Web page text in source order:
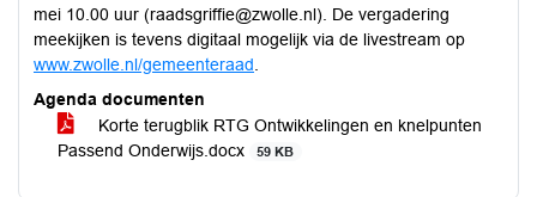
mei 10.00 uur (raadsgriffie@zwolle.nl). De vergadering
meekijken is tevens digitaal mogelijk via de livestream op
www.zwolle.nl/gemeenteraad
Agenda documenten
Korte terugblik RTG Ontwikkelingen en knelpunten
Passend Onderwijs.docx
59 KB